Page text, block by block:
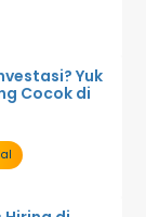
Yuk
Cocok di